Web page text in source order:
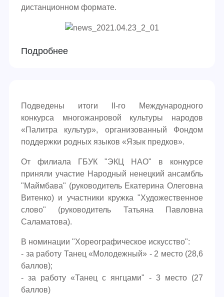
дистанционном формате.
Подробнее
Подведены итоги II-го Международного
конкурса многожанровой культуры народов
«Палитра культур», организованный Фондом
поддержки родных языков «Язык предков».
От филиала ГБУК "ЭКЦ НАО" в конкурсе
приняли участие Народный ненецкий ансамбль
"Маймбава" (руководитель Екатерина Олеговна
Витенко) и участники кружка "Художественное
слово" (руководитель Татьяна Павловна
Саламатова).
В номинации "Хореографическое искусство":
- за работу Танец «Молодежный» - 2 место (28,6
баллов);
- за работу «Танец с янгцами" - 3 место (27
баллов)